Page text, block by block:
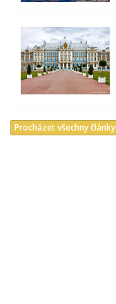
Procházet všechny články